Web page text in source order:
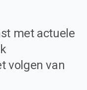
met actuele
volgen van